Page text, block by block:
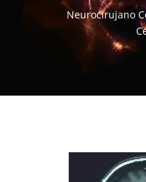
Neurocirujano